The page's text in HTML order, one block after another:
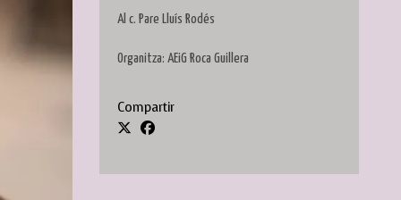
Al c. Pare Lluís Rodés
Organitza: AEiG Roca Guillera
Compartir